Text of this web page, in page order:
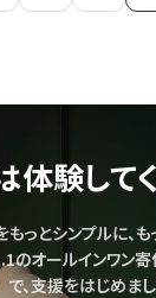
体験して
っとシンプルに、も
のオールインワン
で、支援をはじめまし